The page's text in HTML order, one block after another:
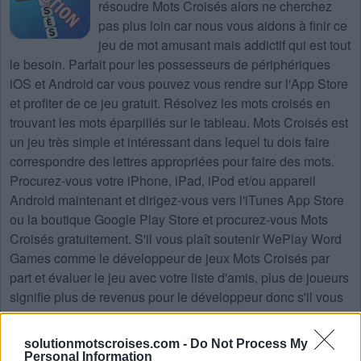
solutionmotscroises.com - Do Not Process My
Personal Information
résoudre Mots Croisés alors ne cherchez
pas plus loin car nous vous aidons à finir ce
jeu de mot amusant mais addictif qui est tout
le besoin. Parfait pour les possesseurs de périphériques
iOS et Android car vous pouvez vous rendre sur l'App Store
et profiter de ce jeu gratuit. Résolvez les mots croisés en
trouvant les mots éparpillés sur le tableau. Mots Croisés est
un jeu très simple et intéressant dans lequel tu dois faire
correspondre des lettres appropriées pour faire des mots.
Procurez-vous votre iPhone, iPad, iPod et/ou appareil
Android maintenant et dirigez-vous vers l'iTunes App Store
ou la boutique Google Play Store et procurez-vous Mots
Croisés gratuitement. S'il vous plaît soutenir WePlay Word
Games comme le développeur de jeux Mots Croisés par
part et évaluer le jeu avec votre liste d'amis, plus de joueurs
signifie plus de revenus pour le développeur donc s'il vous
plaît aider à le développer.